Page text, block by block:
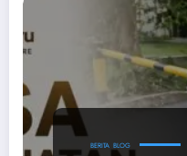
BERITA BLOG